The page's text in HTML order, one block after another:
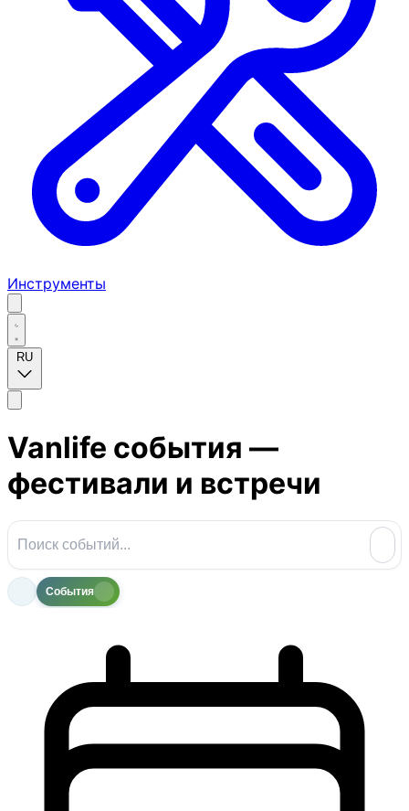
Инструменты
RU
Vanlife события —
фестивали и встречи
События